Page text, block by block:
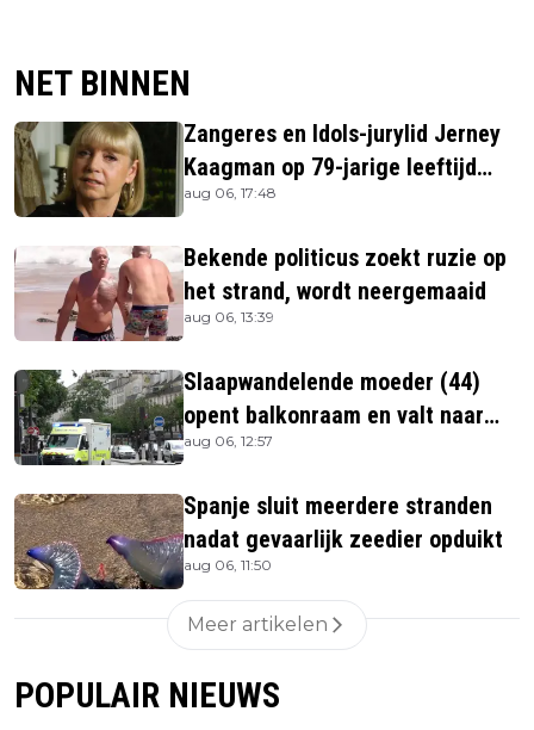
NET BINNEN
Zangeres en Idols-jurylid Jerney
Kaagman op 79-jarige leeftijd
overleden
aug 06, 17:48
Bekende politicus zoekt ruzie op
het strand, wordt neergemaaid
aug 06, 13:39
Slaapwandelende moeder (44)
opent balkonraam en valt naar
beneden
aug 06, 12:57
Spanje sluit meerdere stranden
nadat gevaarlijk zeedier opduikt
aug 06, 11:50
Meer artikelen
POPULAIR NIEUWS